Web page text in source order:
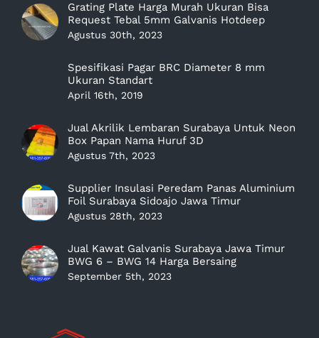
Grating Plate Harga Murah Ukuran Bisa
Request Tebal 5mm Galvanis Hotdeep
Agustus 30th, 2023
Spesifikasi Pagar BRC Diameter 8 mm
Ukuran Standart
April 16th, 2019
Jual Akrilik Lembaran Surabaya Untuk Neon
Box Papan Nama Huruf 3D
Agustus 7th, 2023
Supplier Insulasi Peredam Panas Aluminium
Foil Surabaya Sidoajo Jawa Timur
Agustus 28th, 2023
Jual Kawat Galvanis Surabaya Jawa Timur
BWG 6 – BWG 14 Harga Bersaing
September 5th, 2023